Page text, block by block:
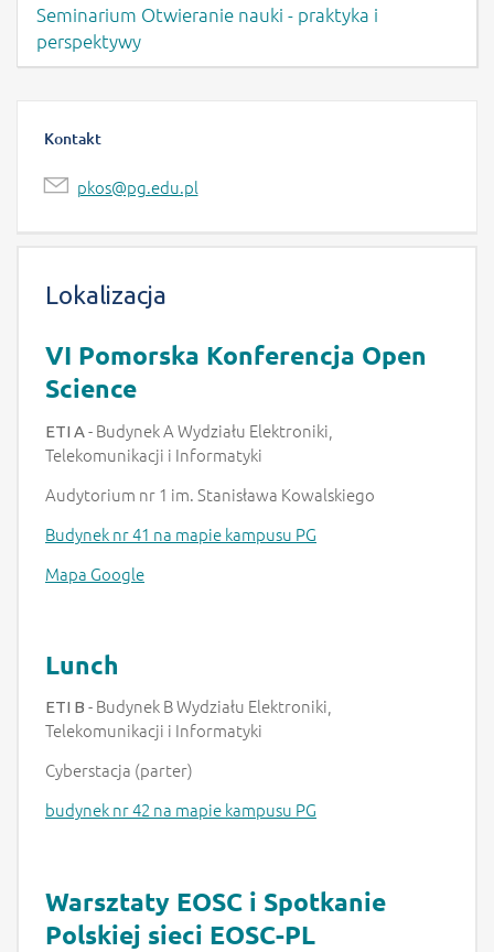
Seminarium Otwieranie nauki - praktyka i
perspektywy
Kontakt
pkos@pg.edu.pl
Lokalizacja
VI Pomorska Konferencja Open
Science
ETI A- Budynek A Wydziału Elektroniki,
Telekomunikacji i Informatyki
Audytorium nr 1 im. Stanisława Kowalskiego
Budynek nr 41 na mapie kampusu PG
Mapa Google
Lunch
ETI B - Budynek B Wydziału Elektroniki,
Telekomunikacji i Informatyki
Cyberstacja (parter)
budynek nr 42 na mapie kampusu PG
Warsztaty EOSC i Spotkanie
Polskiej sieci EOSC-PL